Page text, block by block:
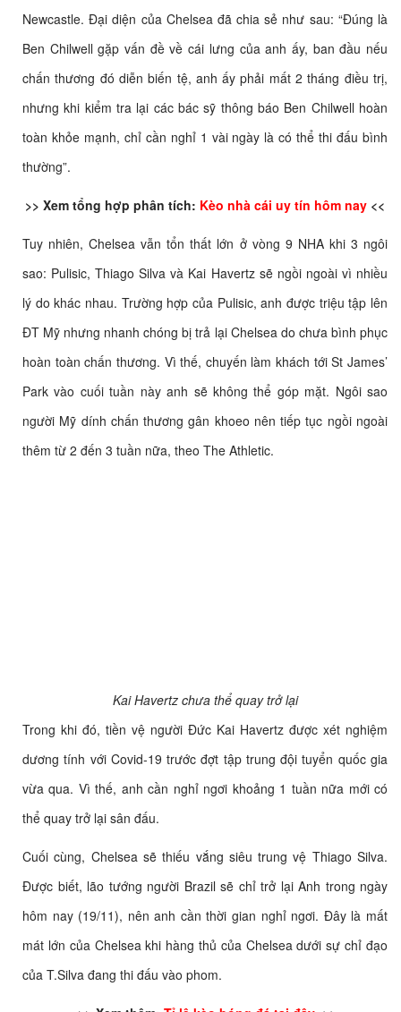
Newcastle. Đại diện của Chelsea đã chia sẻ như sau: “Đúng là
Ben Chilwell gặp vấn đề về cái lưng của anh ấy, ban đầu nếu
chấn thương đó diễn biến tệ, anh ấy phải mất 2 tháng điều trị,
nhưng khi kiểm tra lại các bác sỹ thông báo Ben Chilwell hoàn
toàn khỏe mạnh, chỉ cần nghỉ 1 vài ngày là có thể thi đấu bình
thường”.
>> Xem tổng hợp phân tích: Kèo nhà cái uy tín hôm nay <<
Tuy nhiên, Chelsea vẫn tổn thất lớn ở vòng 9 NHA khi 3 ngôi
sao: Pulisic, Thiago Silva và Kai Havertz sẽ ngồi ngoài vì nhiều
lý do khác nhau. Trường hợp của Pulisic, anh được triệu tập lên
ĐT Mỹ nhưng nhanh chóng bị trả lại Chelsea do chưa bình phục
hoàn toàn chấn thương. Vì thế, chuyến làm khách tới St James’
Park vào cuối tuần này anh sẽ không thể góp mặt. Ngôi sao
người Mỹ dính chấn thương gân khoeo nên tiếp tục ngồi ngoài
thêm từ 2 đến 3 tuần nữa, theo The Athletic.
Kai Havertz chưa thể quay trở lại
Trong khi đó, tiền vệ người Đức Kai Havertz được xét nghiệm
dương tính với Covid-19 trước đợt tập trung đội tuyển quốc gia
vừa qua. Vì thế, anh cần nghỉ ngơi khoảng 1 tuần nữa mới có
thể quay trở lại sân đấu.
Cuối cùng, Chelsea sẽ thiếu vắng siêu trung vệ Thiago Silva.
Được biết, lão tướng người Brazil sẽ chỉ trở lại Anh trong ngày
hôm nay (19/11), nên anh cần thời gian nghỉ ngơi. Đây là mất
mát lớn của Chelsea khi hàng thủ của Chelsea dưới sự chỉ đạo
của T.Silva đang thi đấu vào phom.